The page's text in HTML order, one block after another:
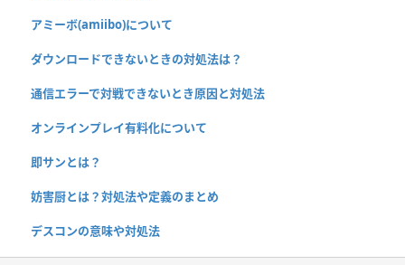
アミーボ(amiibo)について
ダウンロードできないときの対処法は？
通信エラーで対戦できないとき原因と対処法
オンラインプレイ有料化について
即サンとは？
妨害厨とは？対処法や定義のまとめ
デスコンの意味や対処法